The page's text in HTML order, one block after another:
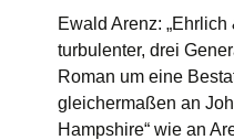
Ewald Arenz: „Ehrlich
turbulenter, drei
Roman um eine
gleichermaßen an
Hampshire“ wie an